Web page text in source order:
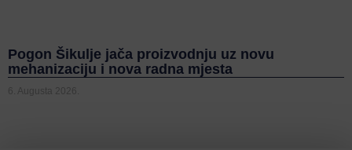
Pogon Šikulje jača proizvodnju uz novu
mehanizaciju i nova radna mjesta
6. Augusta 2026.